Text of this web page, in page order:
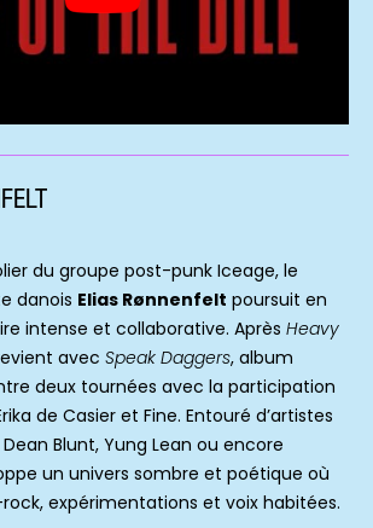
du groupe post-punk Iceage, le
danois Elias Rønnenfelt poursuit en
intense et collaborative. Après Heavy
avec Speak Daggers, album
deux tournées avec la participation
de Casier et Fine. Entouré d’artistes
Blunt, Yung Lean ou encore
un univers sombre et poétique où
expérimentations et voix habitées.